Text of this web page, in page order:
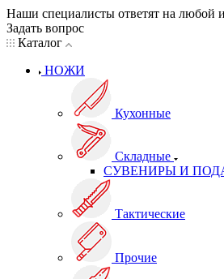
Наши специалисты ответят на любой
Задать вопрос
Каталог
НОЖИ
Кухонные
Складные
СУВЕНИРЫ И
Тактические
Прочие